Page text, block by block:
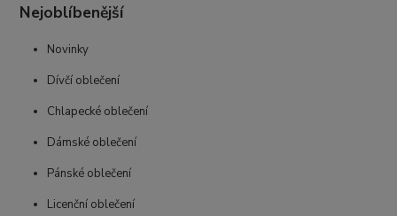
Nejoblíbenější
Novinky
Dívčí oblečení
Chlapecké oblečení
Dámské oblečení
Pánské oblečení
Licenční oblečení